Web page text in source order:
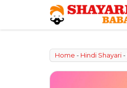
content
Home - Hindi Shayari-